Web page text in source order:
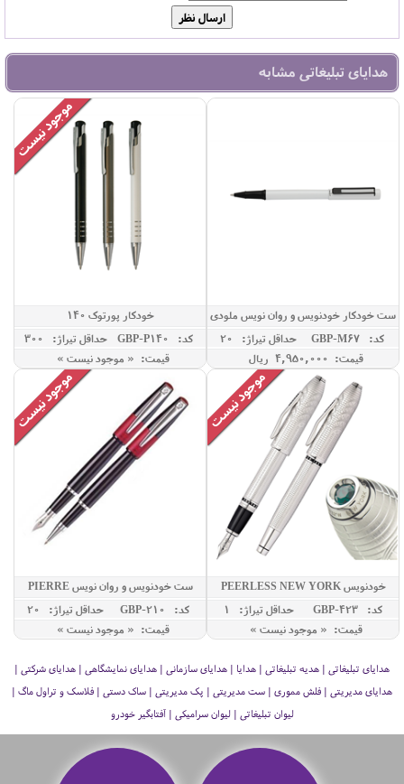
هدایای تبلیغاتی مشابه
ست خودکار خودنویس و روان نویس ملودی
کد: GBP-M67
حداقل تيراژ: 20
قیمت: 4,950,000 ريال
خودکار پورتوک 140
کد: GBP-P140
حداقل تيراژ: 300
قیمت: « موجود نیست »
خودنویس PEERLESS NEW YORK
کد: GBP-423
حداقل تيراژ: 1
قیمت: « موجود نیست »
ست خودنویس و روان نویس PIERRE
CARDIN مدلTAURUS
کد: GBP-210
حداقل تيراژ: 20
قیمت: « موجود نیست »
هدایای تبلیغاتی | هدیه تبلیغاتی | هدایا | هدایای سازمانی | هدایای نمایشگاهی | هدایای شرکتی |
هدایای مدیریتی | فلش مموری | ست مدیریتی | پک مدیریتی | ساک دستی | فلاسک و تراول ماگ |
لیوان تبلیغاتی | لیوان سرامیکی | آفتابگیر خودرو